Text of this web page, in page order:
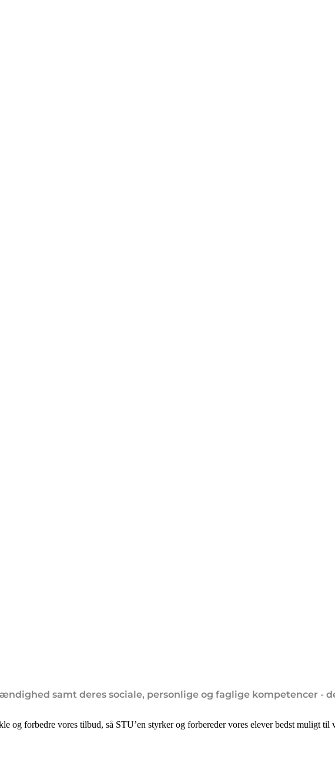
samt deres sociale, personlige og faglige kompetencer -
og forbedre vores tilbud, så STU’en styrker og forbereder vores elever bedst muligt til